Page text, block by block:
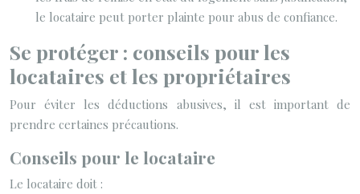
le locataire peut porter plainte pour abus de confiance.
Se protéger : conseils pour les
locataires et les propriétaires
Pour éviter les déductions abusives, il est important de
prendre certaines précautions.
Conseils pour le locataire
Le locataire doit :